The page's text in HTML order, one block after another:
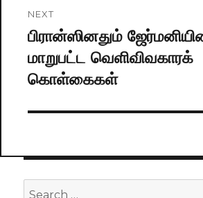
NEXT
Next
post:
பிரான்ஸினதும்
மாறுபட்ட வெளிவிவகாரக்
கொள்கைகள்
Search